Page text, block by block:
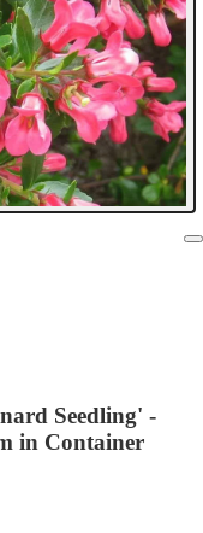
Seedling' -
in Container